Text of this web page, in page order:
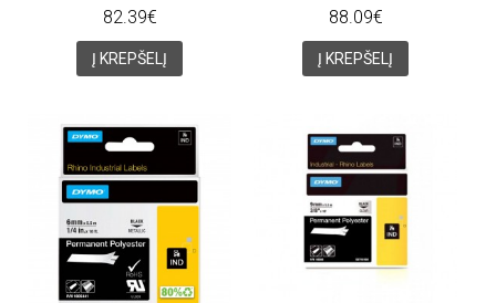
82.39€
Į KREPŠELĮ
88.09€
Į KREPŠELĮ